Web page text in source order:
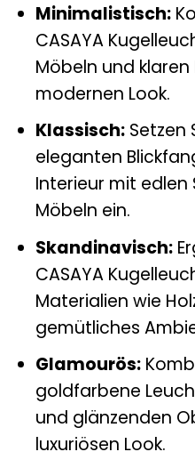
Minimalistisch:
CASAYA
Möbeln und klaren
modernen Look.
Klassisch:Setzen
eleganten
Interieur mit
Möbeln ein.
Skandinavisch:
CASAYA
Materialien wie
gemütliches
Glamourös:
goldfarbene
und glänzenden
luxuriösen Look.